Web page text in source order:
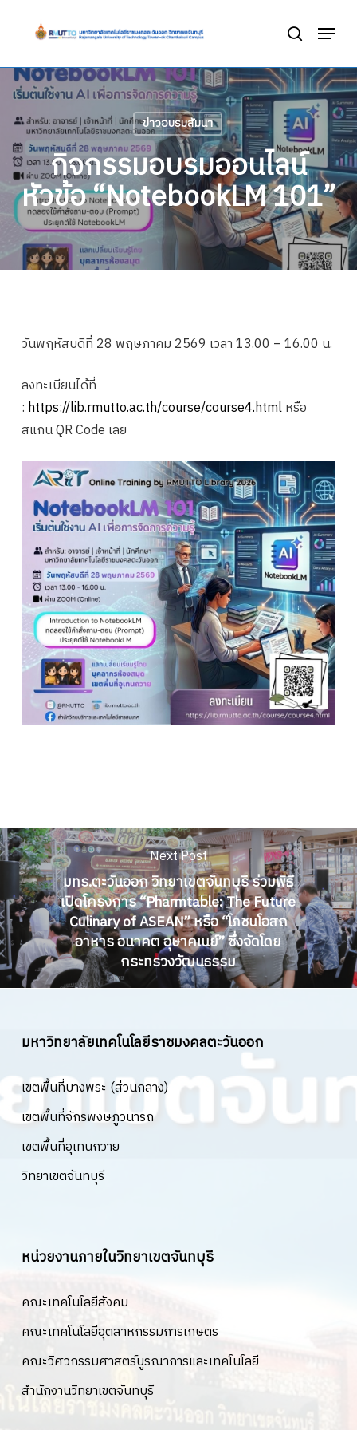
content
search
Menu
ข่าวอบรมสัมนา
กิจกรรมอบรมออนไลน์
หัวข้อ “NotebookLM 101”
วันพฤหัสบดีที่ 28 พฤษภาคม 2569 เวลา 13.00 – 16.00 น.
ลงทะเบียนได้ที่
: https://lib.rmutto.ac.th/course/course4.htmlหรือ
สแกน QR Code เลย
Next Post
มทร.ตะวันออก วิทยาเขตจันทบุรี ร่วมพิธี
เปิดโครงการ “Pharmtable: The Future
Culinary of ASEAN” หรือ “โภชนโอสถ
อาหาร อนาคต อุษาคเนย์” ซึ่งจัดโดย
กระทรวงวัฒนธรรม
มหาวิทยาลัยเทคโนโลยีราชมงคลตะวันออก
เขตพื้นที่บางพระ (ส่วนกลาง)
เขตพื้นที่จักรพงษภูวนารถ
เขตพื้นที่อุเทนถวาย
วิทยาเขตจันทบุรี
หน่วยงานภายในวิทยาเขตจันทบุรี
คณะเทคโนโลยีสังคม
คณะเทคโนโลยีอุตสาหกรรมการเกษตร
คณะวิศวกรรมศาสตร์บูรณาการและเทคโนโลยี
สำนักงานวิทยาเขตจันทบุรี
Menu